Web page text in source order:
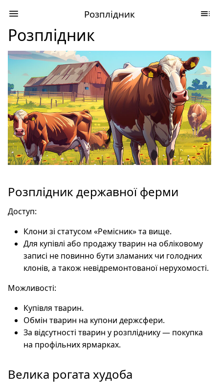
Розплідник
Розплідник
Розплідник державної ферми
Доступ:
Клони зі статусом «Ремісник» та вище.
Для купівлі або продажу тварин на обліковому
записі не повинно бути зламаних чи голодних
клонів, а також невідремонтованої нерухомості.
Можливості:
Купівля тварин.
Обмін тварин на купони держсфери.
За відсутності тварин у розпліднику — покупка
на профільних ярмарках.
Велика рогата худоба